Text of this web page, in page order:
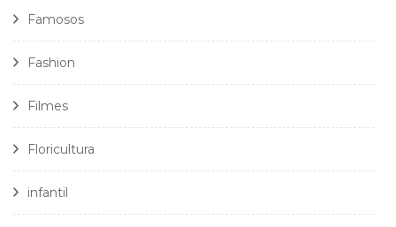
Famosos
Fashion
Filmes
Floricultura
infantil